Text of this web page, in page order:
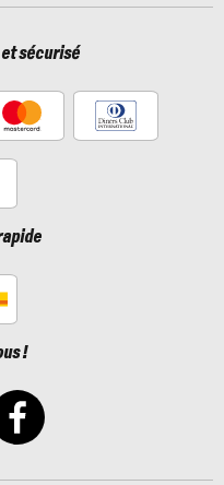
sécurisé
!